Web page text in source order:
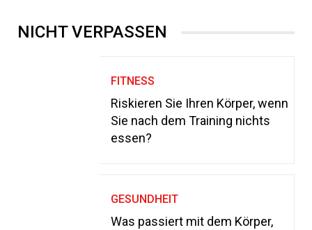
NICHT VERPASSEN
FITNESS
Riskieren Sie Ihren Körper, wenn
Sie nach dem Training nichts
essen?
GESUNDHEIT
Was passiert mit dem Körper,